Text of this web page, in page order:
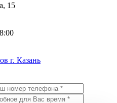
15
г. Казань